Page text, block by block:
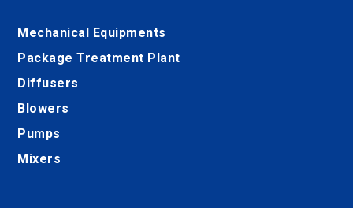
Mechanical Equipments
Package Treatment Plant
Diffusers
Blowers
Pumps
Mixers